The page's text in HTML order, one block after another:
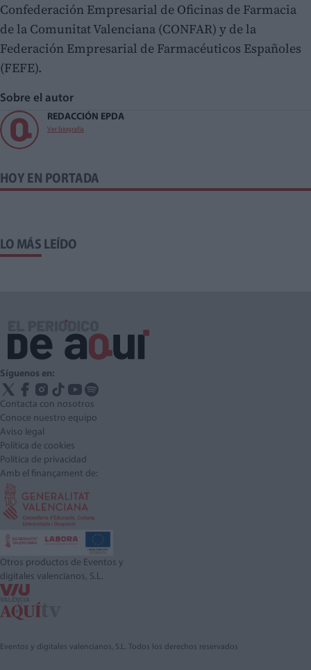
Confederación Empresarial de Oficinas de Farmacia
de la Comunitat Valenciana (CONFAR) y de la
Federación Empresarial de Farmacéuticos Españoles
(FEFE).
Sobre el autor
REDACCIÓN EPDA
Ver biografía
HOY EN PORTADA
LO MÁS LEÍDO
Síguenos en:
Contacta con nosotros
Conoce nuestro equipo
Aviso legal
Política de cookies
Política de privacidad
Amb el finançament de:
Otros productos de Eventos y
digitales valencianos, S.L.
Eventos y digitales valencianos, S.L. Todos los derechos reservados